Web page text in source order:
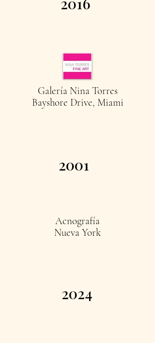
Galería Nina Torres
Bayshore Drive, Miami
2001
Acnografía
Nueva York
2024